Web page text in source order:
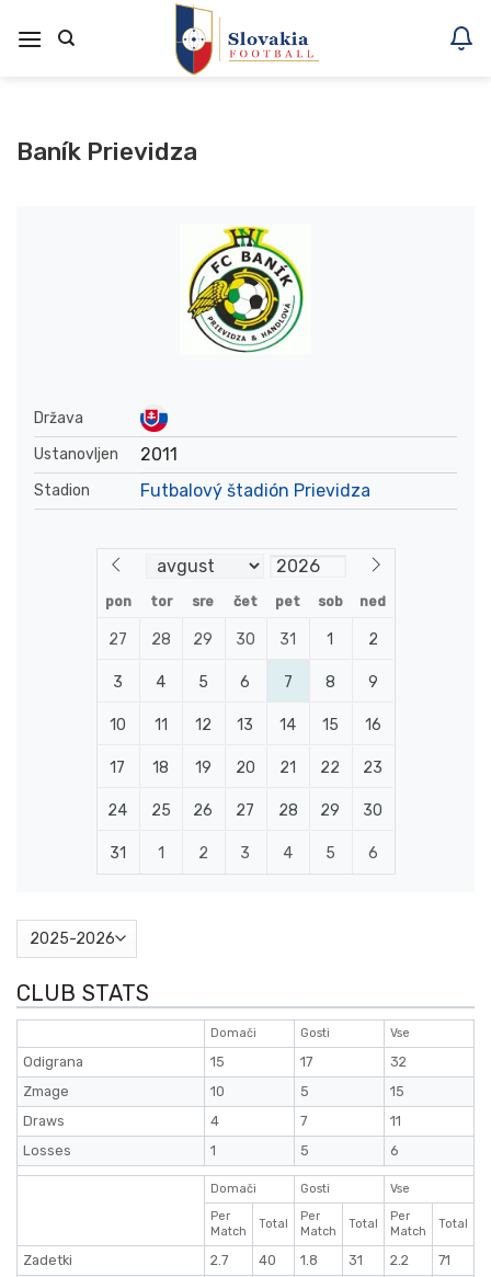
na
Baník Prievidza
Država
Ustanovljen
2011
Stadion Futbalový štadión Prievidza
pon tor sre čet pet sob ned
27 28 29 30 31 1 2
3 4 5 6 7 8 9
10 11 12 13 14 15 16
17 18 19 20 21 22 23
24 25 26 27 28 29 30
31 1 2 3 4 5 6
CLUB STATS
Domači Gosti Vse
Odigrana 15 17
32
Zmage
10 5
15
Draws
4 7
11
Losses
1 5 6
Domači Gosti
Vse
Per
Match
Total
Per
Match
Total
Per
Match
Total
Zadetki 2.7 40 1.8 31 2.2
71